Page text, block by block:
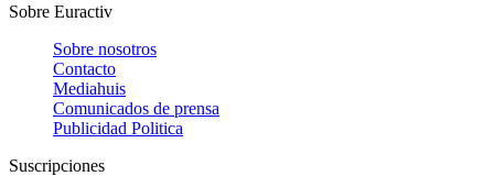
Sobre Euractiv
Sobre nosotros
Contacto
Mediahuis
Comunicados de prensa
Publicidad Politica
Suscripciones